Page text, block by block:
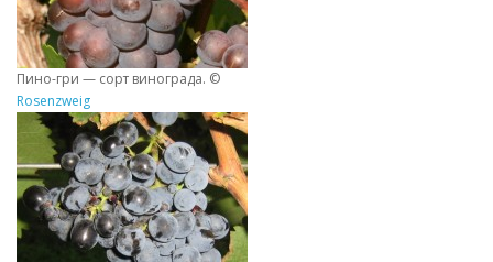
Пино-гри — сорт винограда. ©
Rosenzweig